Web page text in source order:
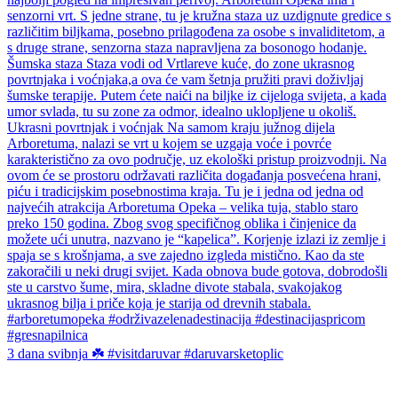
3 dana svibnja ☘️ #visitdaruvar #daruvarsketoplic